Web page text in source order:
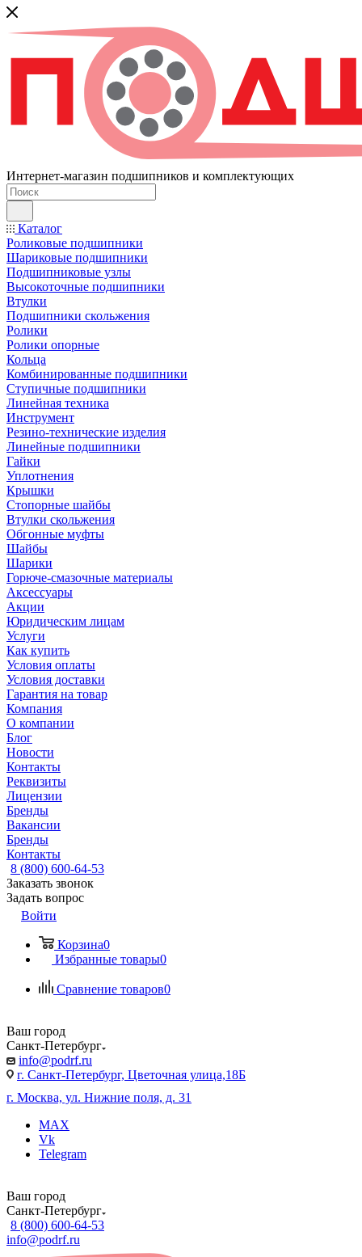
Интернет-магазин подшипников и комплектующих
Каталог
Роликовые подшипники
Шариковые подшипники
Подшипниковые узлы
Высокоточные подшипники
Втулки
Подшипники скольжения
Ролики
Ролики опорные
Кольца
Комбинированные подшипники
Ступичные подшипники
Линейная техника
Инструмент
Резино-технические изделия
Линейные подшипники
Гайки
Уплотнения
Крышки
Стопорные шайбы
Втулки скольжения
Обгонные муфты
Шайбы
Шарики
Горюче-смазочные материалы
Аксессуары
Акции
Юридическим лицам
Услуги
Как купить
Условия оплаты
Условия доставки
Гарантия на товар
Компания
О компании
Блог
Новости
Контакты
Реквизиты
Лицензии
Бренды
Вакансии
Бренды
Контакты
8 (800) 600-64-53
Заказать звонок
Задать вопрос
Войти
Корзина0
Избранные товары0
Сравнение товаров0
Ваш город
Санкт-Петербург
info@podrf.ru
г. Санкт-Петербург, Цветочная улица,18Б
г. Москва, ул. Нижние поля, д. 31
MAX
Vk
Telegram
Ваш город
Санкт-Петербург
8 (800) 600-64-53
info@podrf.ru